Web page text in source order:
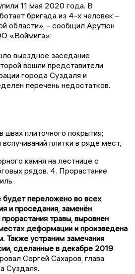
11 мая 2020 года. В
бригада из 4-х человек –
области», - сообщил Арутюн
«Воймига»:
выездное заседание
вошли представители
города Суздаля и
перечень недостатков.
швах плиточного покрытия;
плитки в ряде мест,
камня на лестнице с
рядов. 4. Прорастание
переложено во всех
и проседания, заменён
травы, выровнен
деформации и произведена
Также устраним замечания
сделанные в декабре 2019
Сергей Сахаров, глава
Суздаля.